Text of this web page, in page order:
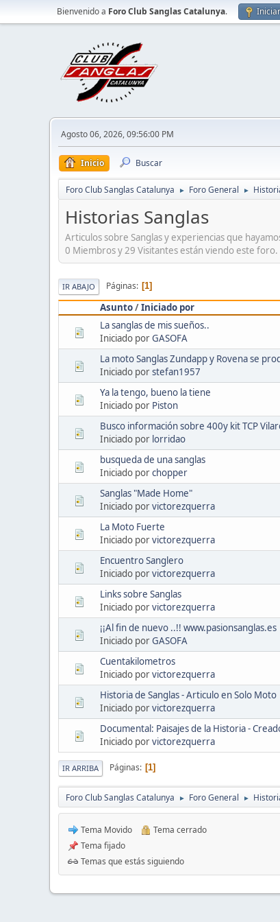
Bienvenido a Foro Club Sanglas Catalunya.
Agosto 06, 2026, 09:56:00 PM
Inicio Buscar
Foro Club Sanglas Catalunya ► Foro General ►
Historias Sanglas
Articulos sobre Sanglas y experiencias que
0 Miembros y 29 Visitantes están viendo este foro.
IR ABAJO Páginas 1
Asunto/Iniciado por
La sanglas de mis sueños..
Iniciado porGASOFA
La moto Sanglas Zundapp y Rovena se
Iniciado porstefan1957
Ya la tengo, bueno la tiene
Iniciado por Piston
Busco información sobre 400y kit TCP
Iniciado por lorridao
busqueda de una sanglas
Iniciado porchopper
Sanglas "Made Home"
Iniciado porvictorezquerra
La Moto Fuerte
Iniciado porvictorezquerra
Encuentro Sanglero
Iniciado porvictorezquerra
Links sobre Sanglas
Iniciado porvictorezquerra
¡¡Al fin de nuevo ..!! www.pasionsanglas.es
Iniciado porGASOFA
Cuentakilometros
Iniciado porvictorezquerra
Historia de Sanglas - Articulo en Solo Moto
Iniciado porvictorezquerra
Documental: Paisajes de la Historia -
Iniciado porvictorezquerra
IR ARRIBA Páginas 1
Foro Club Sanglas Catalunya ► Foro General ►
Tema Movido
Tema cerrado
Tema fijado
Temas que estás siguiendo